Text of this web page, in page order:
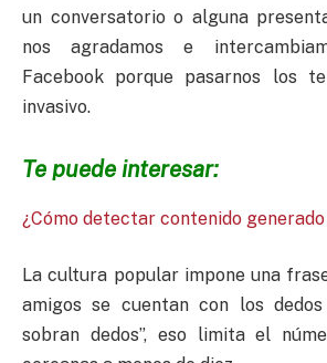
un conversatorio o alguna
nos agradamos e
Facebook porque pasarnos los
invasivo.
Te puede interesar:
¿Cómo detectar contenido
La cultura popular impone una
amigos se cuentan con los
sobran dedos”, eso limita el